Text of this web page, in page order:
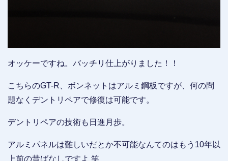
オッケーですね。バッチリ仕上がりました！！
こちらのGT-R、ボンネットはアルミ鋼板ですが、何の問
題なくデントリペアで修復は可能です。
デントリペアの技術も日進月歩。
アルミパネルは難しいだとか不可能なんてのはもう10年以
上前の昔ばなしですよ 笑